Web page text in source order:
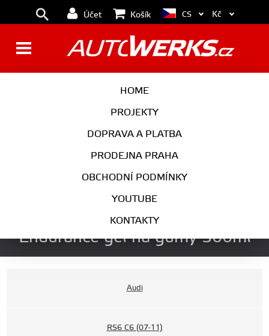
Účet Košík
HOME
PROJEKTY
DOPRAVA A PLATBA
PRODEJNA PRAHA
OBCHODNÍ PODMÍNKY
YOUTUBE
KONTAKTY
CS Kč
PODVOZEK
VÝFUK
INTERIÉR
AUTOKOSMETIKA
Autobrite Berry Blast
Endurance gel na gumy 500ml
Audi
RS6 C6 (07-11)